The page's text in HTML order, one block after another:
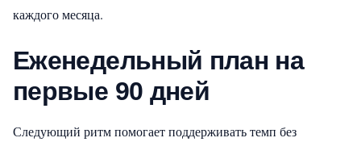
каждого месяца.
Еженедельный план на
первые 90 дней
Следующий ритм помогает поддерживать темп без